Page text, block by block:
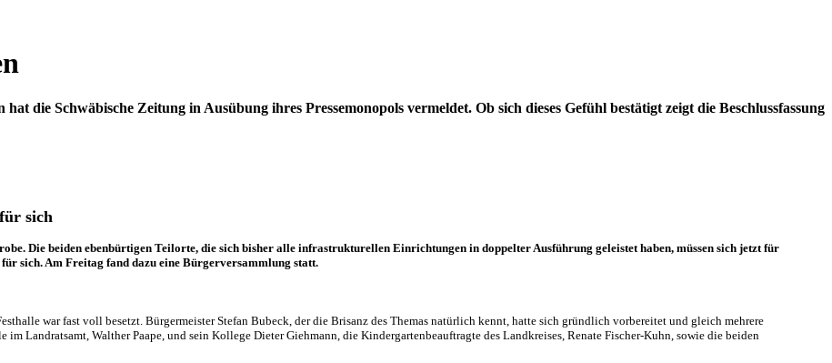
die Schwäbische Zeitung in Ausübung ihres Pressemonopols vermeldet. Ob sich dieses Gefühl bestätigt zeigt die Beschlussfassung
sich
Die beiden ebenbürtigen Teilorte, die sich bisher alle infrastrukturellen Einrichtungen in doppelter Ausführung geleistet haben, müssen sich jetzt für
sich. Am Freitag fand dazu eine Bürgerversammlung statt.
war fast voll besetzt. Bürgermeister Stefan Bubeck, der die Brisanz des Themas natürlich kennt, hatte sich gründlich vorbereitet und gleich mehrere
im Landratsamt, Walther Paape, und sein Kollege Dieter Giehmann, die Kindergartenbeauftragte des Landkreises, Renate Fischer-Kuhn, sowie die beiden